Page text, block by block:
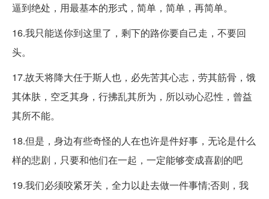
逼到绝处，用最基本的形式，简单，简单，再简单。
16.我只能送你到这里了，剩下的路你要自己走，不要回
头。
17.故天将降大任于斯人也，必先苦其心志，劳其筋骨，饿
其体肤，空乏其身，行拂乱其所为，所以动心忍性，曾益
其所不能。
18.但是，身边有些奇怪的人在也许是件好事，无论是什么
样的悲剧，只要和他们在一起，一定能够变成喜剧的吧
19.我们必须咬紧牙关，全力以赴去做一件事情;否则，我